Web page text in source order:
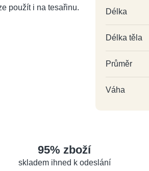
použít i na tesařinu.
Délka
Délka těla
Průměr
Váha
95% zboží
skladem ihned k odeslání